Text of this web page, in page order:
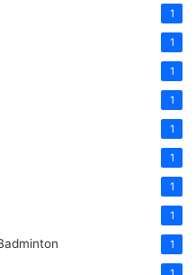
1
1
1
1
1
1
1
1
1